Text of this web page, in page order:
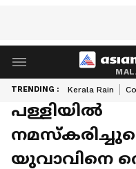
TRENDING : Kerala Rain
‍പള്ളിയില്‍‍
യുവാവിനെ